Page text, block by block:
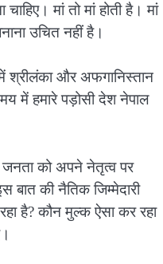
मां तो मां होती है। मां
उचित नहीं है।
श्रीलंका और अफगानिस्तान
में हमारे पड़ोसी देश नेपाल
जनता को अपने नेतृत्व पर
बात की नैतिक जिम्मेदारी
है? कौन मुल्क ऐसा कर रहा